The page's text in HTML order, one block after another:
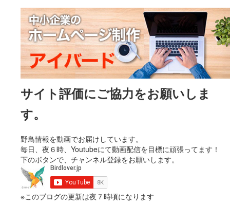
サイト評価にご協力をお願いしま
す。
野鳥情報を動画でお届けしています。
毎日、夜６時、Youtubeにて動画配信を目標に頑張ってます！
下のボタンで、チャンネル登録をお願いします。
※このブログの更新は夜７時頃になります